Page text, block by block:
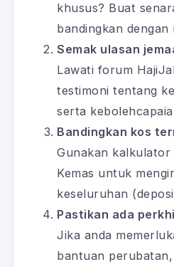
khusus? Buat
bandingkan
Semak ulasan
Lawati forum
testimoni tentang
serta
Bandingkan kos
Gunakan
Kemas untuk
keseluruhan
Pastikan ada
Jika anda
bantuan